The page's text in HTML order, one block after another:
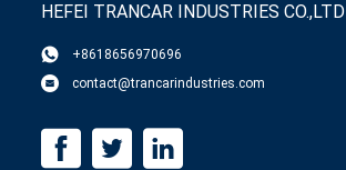
HEFEI TRANCAR INDUSTRIES CO.,LTD
+8618656970696
contact@trancarindustries.com